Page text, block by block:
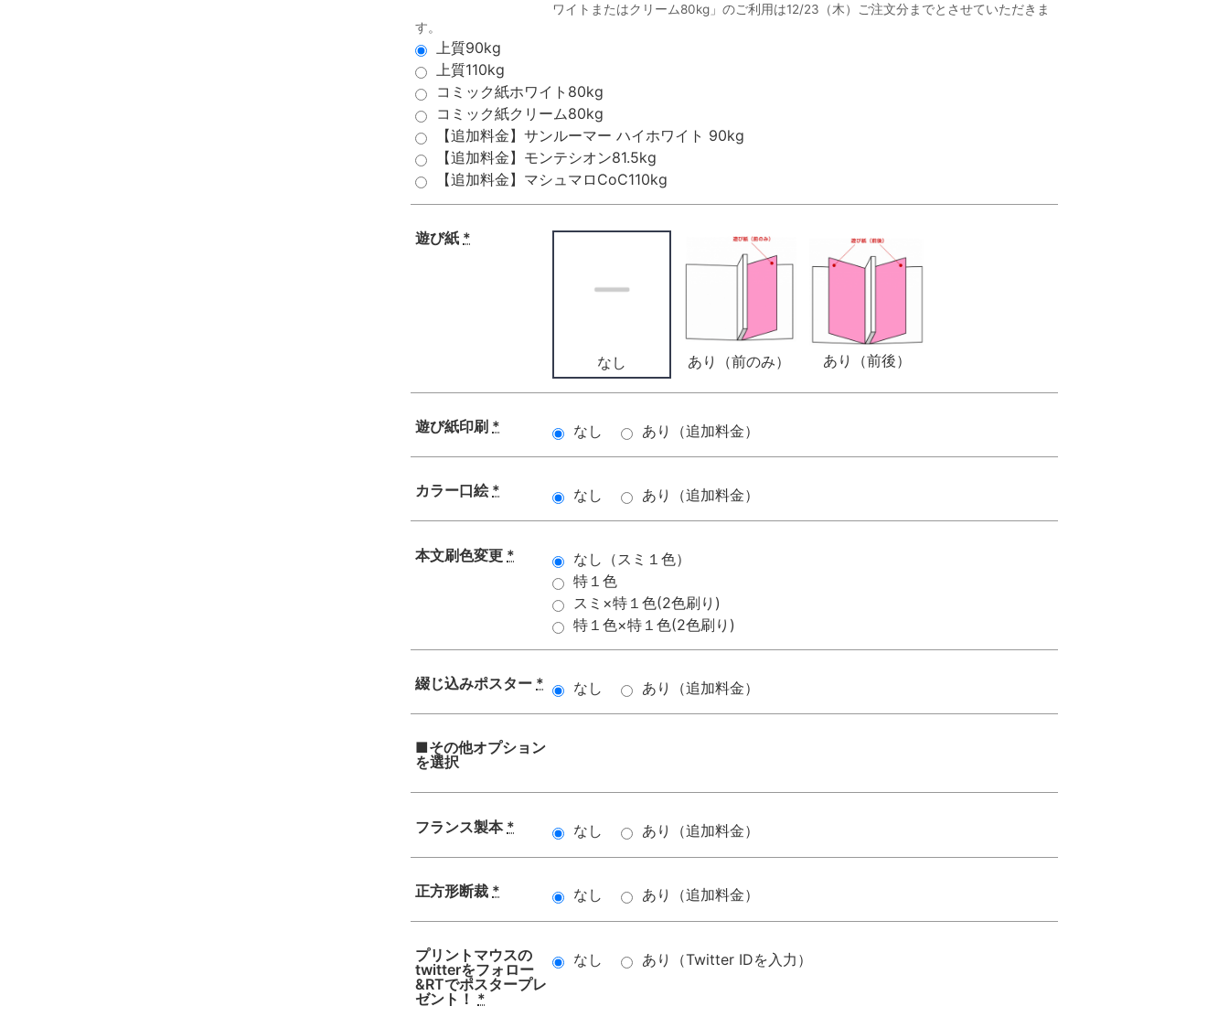
ワイトまたはクリーム80kg」のご利用は12/23（木）ご注文分までとさせていただきま
す。
上質90kg
上質110kg
コミック紙ホワイト80kg
コミック紙クリーム80kg
【追加料金】サンルーマー ハイホワイト 90kg
【追加料金】モンテシオン81.5kg
【追加料金】マシュマロCoC110kg
遊び紙 *
なし あり（前のみ） あり（前後）
遊び紙印刷 * なし あり（追加料金）
カラー口絵 * なし あり（追加料金）
本文刷色変更 *
なし（スミ１色）
特１色
スミ×特１色(2色刷り)
特１色×特１色(2色刷り)
綴じ込みポスター * なし あり（追加料金）
■その他オプション
を選択
フランス製本 * なし あり（追加料金）
正方形断裁 * なし あり（追加料金）
プリントマウスの
twitterをフォロー
&RTでポスタープレ
ゼント！ *
なし あり（Twitter IDを入力）